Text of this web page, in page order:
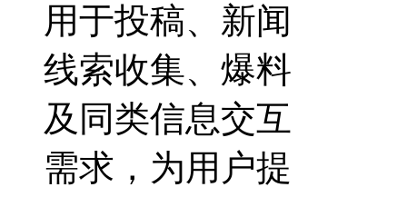
用于投稿、新闻
线索收集、爆料
及同类信息交互
需求，为用户提